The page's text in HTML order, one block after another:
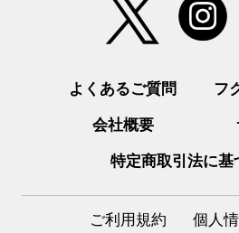
よくあるご質問 フ
会社概要
特定商取引法に基
ご利用規約 個人